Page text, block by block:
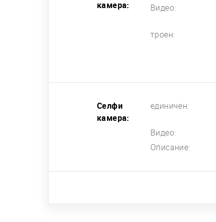
камера:
Видео:
троен:
Селфи
камера:
единичен:
Видео:
Описание: